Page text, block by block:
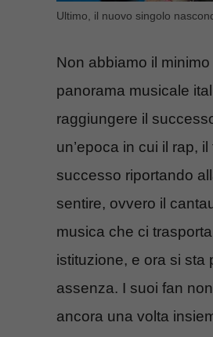
Ultimo, il nuovo singolo
Non abbiamo il
panorama musicale
raggiungere il
un’epoca in cui il rap,
successo riportando
sentire, ovvero il
musica che ci
istituzione, e ora si sta
assenza. I suoi fan
ancora una volta